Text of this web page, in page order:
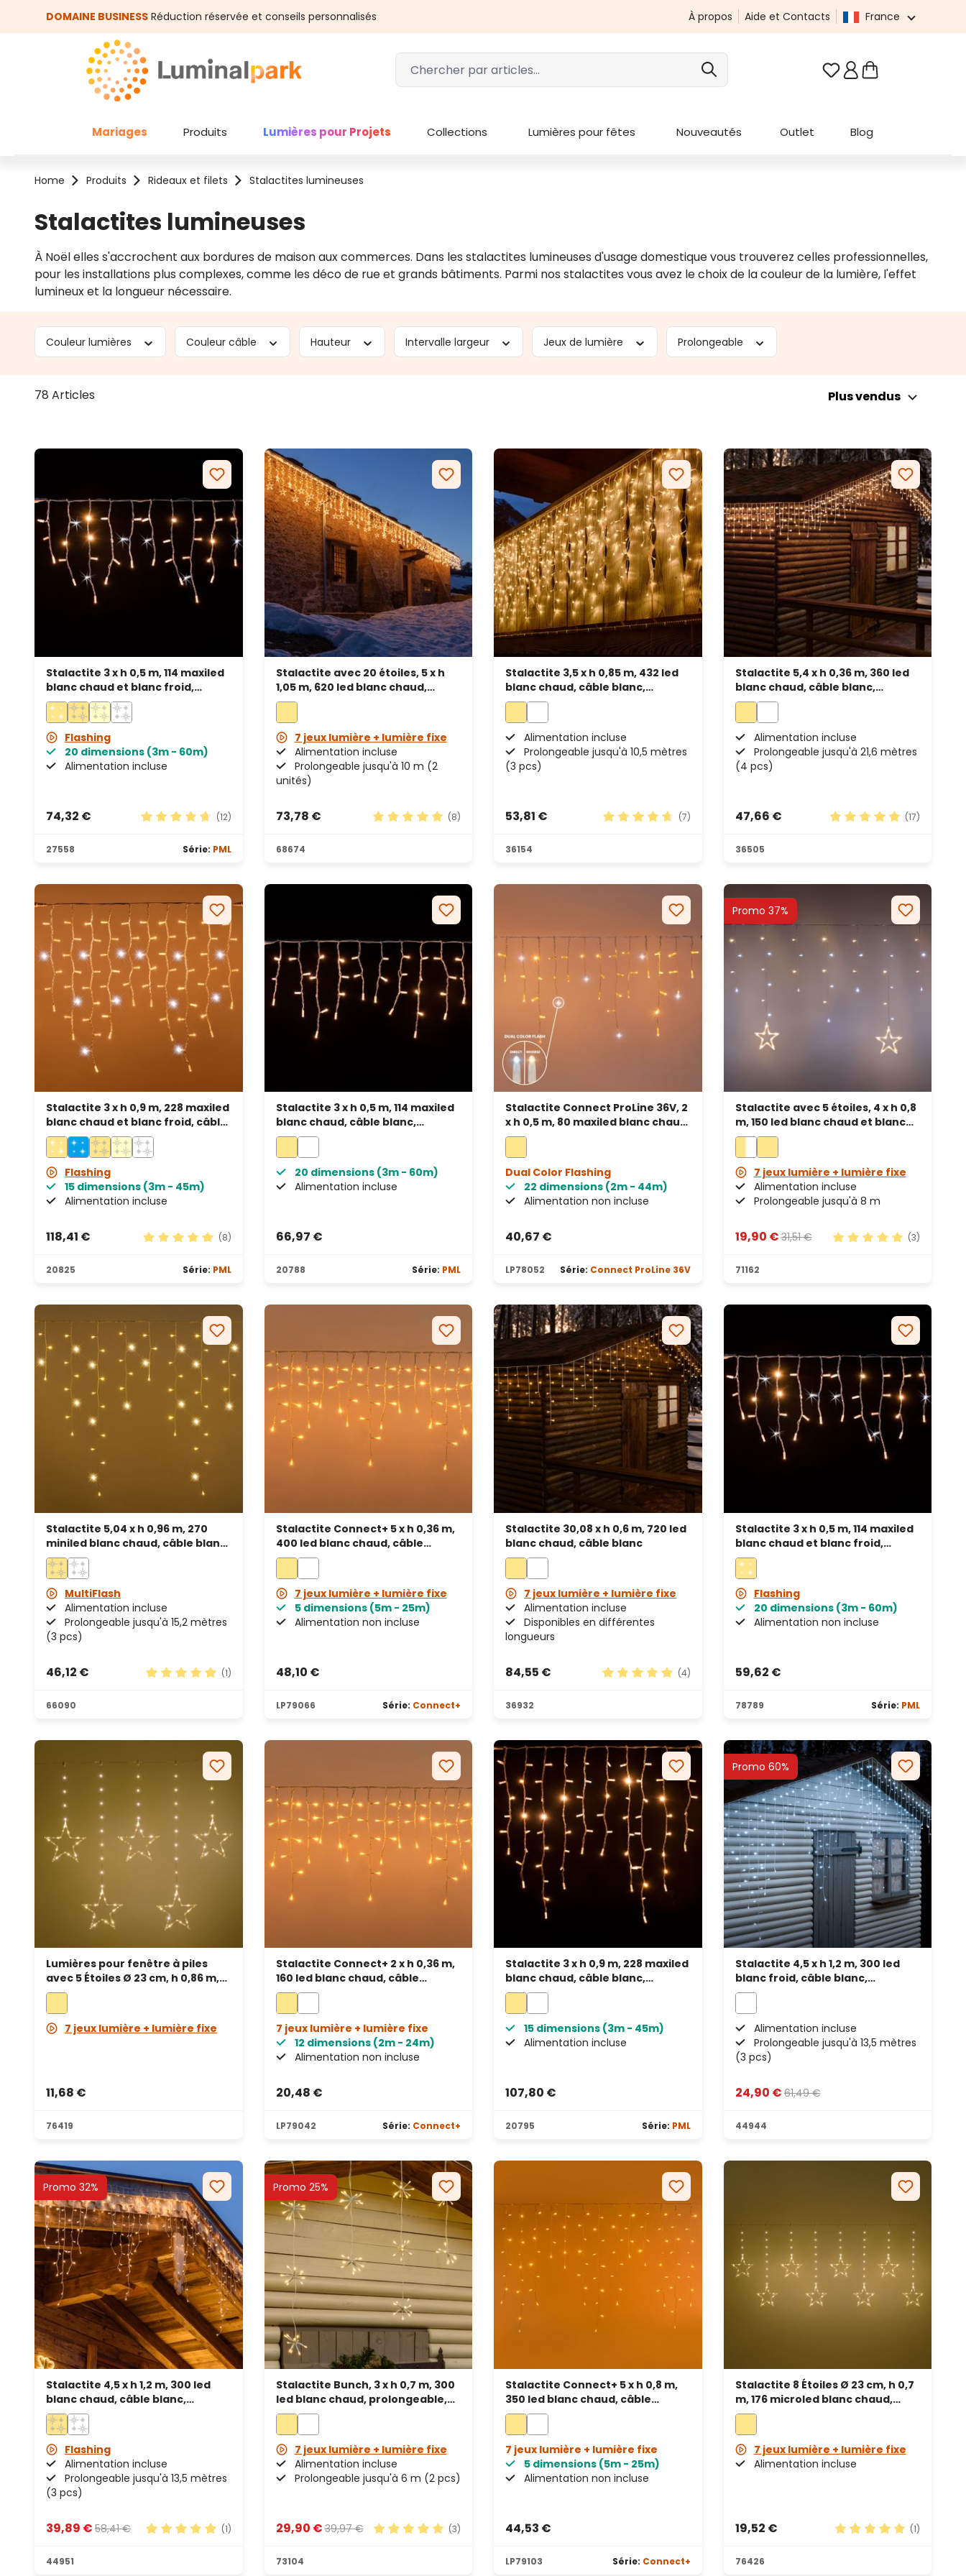
au contenu principal
Passer à la recherche
DOMAINE BUSINESS Réduction réservée et conseils personnalisés À propos Aide et Contacts France
Vous avez 0 articles
Mariages Produits Lumières pour Projets Collections Lumières pour fêtes Nouveautés Outlet Blog
Home Produits Rideaux et filets Stalactites lumineuses
Stalactites lumineuses
À Noël elles s'accrochent aux bordures de maison aux commerces. Dans les stalactites lumineuses d'usage domestique vous trouverez celles professionnelles,
pour les installations plus complexes, comme les déco de rue et grands bâtiments. Parmi nos stalactites vous avez le choix de la couleur de la lumière, l'effet
lumineux et la longueur nécessaire.
Couleur lumières Couleur câble Hauteur Intervalle largeur Jeux de lumière Prolongeable
78 Articles Plus vendus
Stalactite 3 x h 0,5 m, 114 maxiled
blanc chaud et blanc froid,
prolongeable, IP67
Flashing
20 dimensions (3m - 60m)
Alimentation incluse
74,32 €
(12)
27558 Série: PML
Stalactite avec 20 étoiles, 5 x h
1,05 m, 620 led blanc chaud,
prolongeable
7 jeux lumière + lumière fixe
Alimentation incluse
Prolongeable jusqu'à 10 m (2
unités)
73,78 €
(8)
68674
Stalactite 3,5 x h 0,85 m, 432 led
blanc chaud, câble blanc,
prolongeable
Alimentation incluse
Prolongeable jusqu'à 10,5 mètres
(3 pcs)
53,81 €
(7)
36154
Stalactite 5,4 x h 0,36 m, 360 led
blanc chaud, câble blanc,
prolongeable
Alimentation incluse
Prolongeable jusqu'à 21,6 mètres
(4 pcs)
47,66 €
(17)
36505
Stalactite 3 x h 0,9 m, 228 maxiled
blanc chaud et blanc froid, câble
blanc, prolongeable, IP67
Flashing
15 dimensions (3m - 45m)
Alimentation incluse
118,41 €
(8)
20825 Série: PML
Stalactite 3 x h 0,5 m, 114 maxiled
blanc chaud, câble blanc,
prolongeable, IP67
20 dimensions (3m - 60m)
Alimentation incluse
66,97 €
20788 Série: PML
Stalactite Connect ProLine 36V, 2
x h 0,5 m, 80 maxiled blanc chaud,
câble transparent
Dual Color Flashing
22 dimensions (2m - 44m)
Alimentation non incluse
40,67 €
LP78052 Série: Connect ProLine 36V
Promo 37%
Stalactite avec 5 étoiles, 4 x h 0,8
m, 150 led blanc chaud et blanc
froid, prolongeable
7 jeux lumière + lumière fixe
Alimentation incluse
Prolongeable jusqu'à 8 m
19,90 €31,51 € (3)
71162
Stalactite 5,04 x h 0,96 m, 270
miniled blanc chaud, câble blanc,
prolongeable
MultiFlash
Alimentation incluse
Prolongeable jusqu'à 15,2 mètres
(3 pcs)
46,12 €
(1)
66090
Stalactite Connect+ 5 x h 0,36 m,
400 led blanc chaud, câble
transparent, prolongeable
7 jeux lumière + lumière fixe
5 dimensions (5m - 25m)
Alimentation non incluse
48,10 €
LP79066 Série: Connect+
Stalactite 30,08 x h 0,6 m, 720 led
blanc chaud, câble blanc
7 jeux lumière + lumière fixe
Alimentation incluse
Disponibles en différentes
longueurs
84,55 €
(4)
36932
Stalactite 3 x h 0,5 m, 114 maxiled
blanc chaud et blanc froid,
prolongeable, IP67
Flashing
20 dimensions (3m - 60m)
Alimentation non incluse
59,62 €
78789 Série: PML
Lumières pour fenêtre à piles
avec 5 Étoiles Ø 23 cm, h 0,86 m,
80 microled blanc chaud, câble
7 jeux lumière + lumière fixe
11,68 €
76419
Stalactite Connect+ 2 x h 0,36 m,
160 led blanc chaud, câble
transparent, prolongeable
7 jeux lumière + lumière fixe
12 dimensions (2m - 24m)
Alimentation non incluse
20,48 €
LP79042 Série: Connect+
Stalactite 3 x h 0,9 m, 228 maxiled
blanc chaud, câble blanc,
prolongeable, IP67
15 dimensions (3m - 45m)
Alimentation incluse
107,80 €
20795 Série: PML
Promo 60%
Stalactite 4,5 x h 1,2 m, 300 led
blanc froid, câble blanc,
prolongeable
Alimentation incluse
Prolongeable jusqu'à 13,5 mètres
(3 pcs)
24,90 €61,49 €
44944
Promo 32%
Stalactite 4,5 x h 1,2 m, 300 led
blanc chaud, câble blanc,
prolongeable
Flashing
Alimentation incluse
Prolongeable jusqu'à 13,5 mètres
(3 pcs)
39,89 € 58,41 € (1)
44951
Promo 25%
Stalactite Bunch, 3 x h 0,7 m, 300
led blanc chaud, prolongeable,
câble blanc
7 jeux lumière + lumière fixe
Alimentation incluse
Prolongeable jusqu'à 6 m (2 pcs)
29,90 €39,97 € (3)
73104
Stalactite Connect+ 5 x h 0,8 m,
350 led blanc chaud, câble
transparent, prolongeable
7 jeux lumière + lumière fixe
5 dimensions (5m - 25m)
Alimentation non incluse
44,53 €
LP79103 Série: Connect+
Stalactite 8 Étoiles Ø 23 cm, h 0,7
m, 176 microled blanc chaud,
câble métallique argenté
7 jeux lumière + lumière fixe
Alimentation incluse
19,52 €
(1)
76426